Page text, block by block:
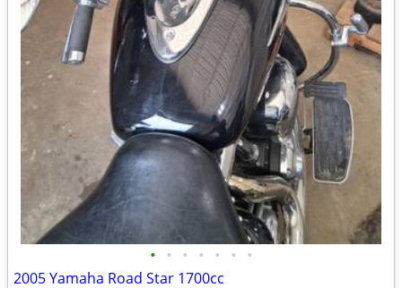
• • • • • • •
2005 Yamaha Road Star 1700cc